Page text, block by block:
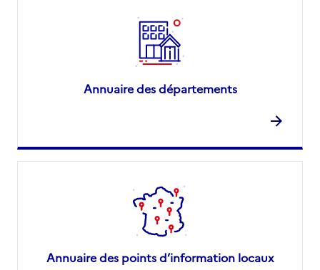
Annuaire des départements
Annuaire des points d’information locaux